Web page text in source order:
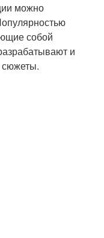
можно
собой
и
сюжеты.